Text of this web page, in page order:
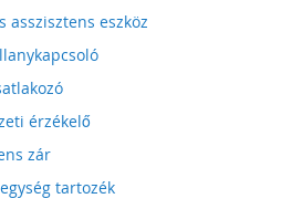
asszisztens eszköz
érzékelő
zár
tartozék